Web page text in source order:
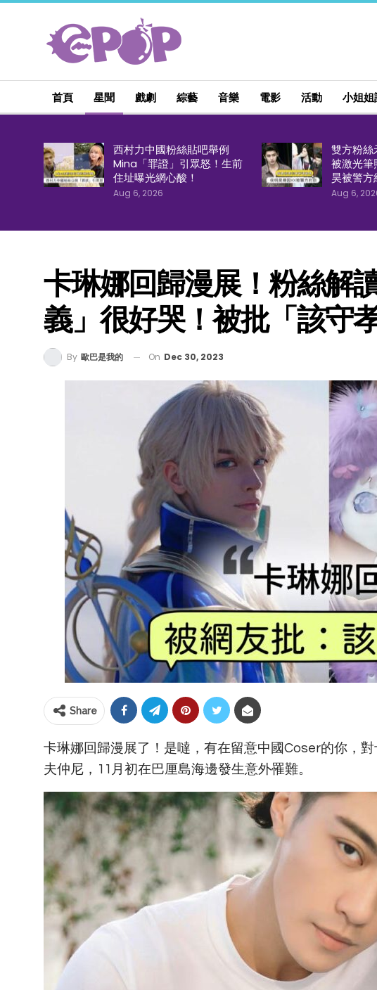
首頁 星聞 戲劇 綜藝 音樂 電影 活動 小姐姐
西村力中國粉絲貼吧舉例
Mina「罪證」引眾怒！生前
住址曝光網心酸！
Aug 6, 2026
雙方粉絲
被激光筆
昊被警方
Aug 6,
卡琳娜回歸漫展！粉絲解
義」很好哭！被批「該守
By 歐巴是我的 On Dec 30, 2023
Share
卡琳娜回歸漫展了！是噠，有在留意中國Coser的你，
夫仲尼，11月初在巴厘島海邊發生意外罹難。